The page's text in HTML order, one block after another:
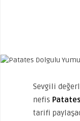
Sevgili
nefis
tarifi